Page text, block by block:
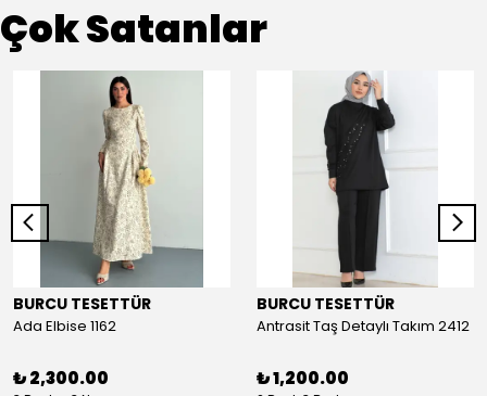
Çok Satanlar
BURCU TESETTÜR
Ada Elbise 1162
₺ 2,300.00
BURCU TESETTÜR
Antrasit Taş Detaylı Takım 2412
₺ 1,200.00